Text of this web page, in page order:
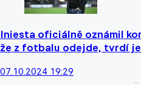
Iniesta oficiálně oznámil
že z fotbalu odejde, tvrdí
07.10.2024 19:29